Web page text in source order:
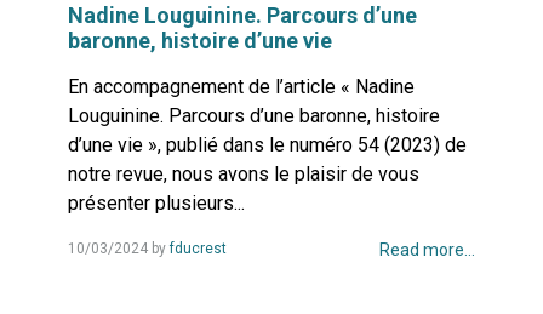
Nadine Louguinine. Parcours d’une
baronne, histoire d’une vie
En accompagnement de l’article « Nadine
Louguinine. Parcours d’une baronne, histoire
d’une vie », publié dans le numéro 54 (2023) de
notre revue, nous avons le plaisir de vous
présenter plusieurs...
10/03/2024byfducrest Read more...